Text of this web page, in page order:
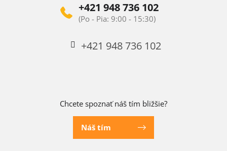
+421 948 736 102
+421 948 736 102
Chcete spoznať náš tím bližšie?
Náš tím